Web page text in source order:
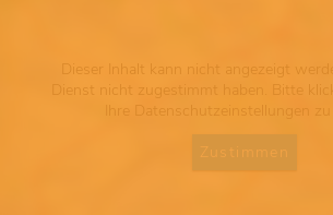
Dieser Inhalt kann nicht angezeigt
Dienst nicht zugestimmt haben. Bitte
Ihre Datenschutzeinstellungen zu
Zustimmen